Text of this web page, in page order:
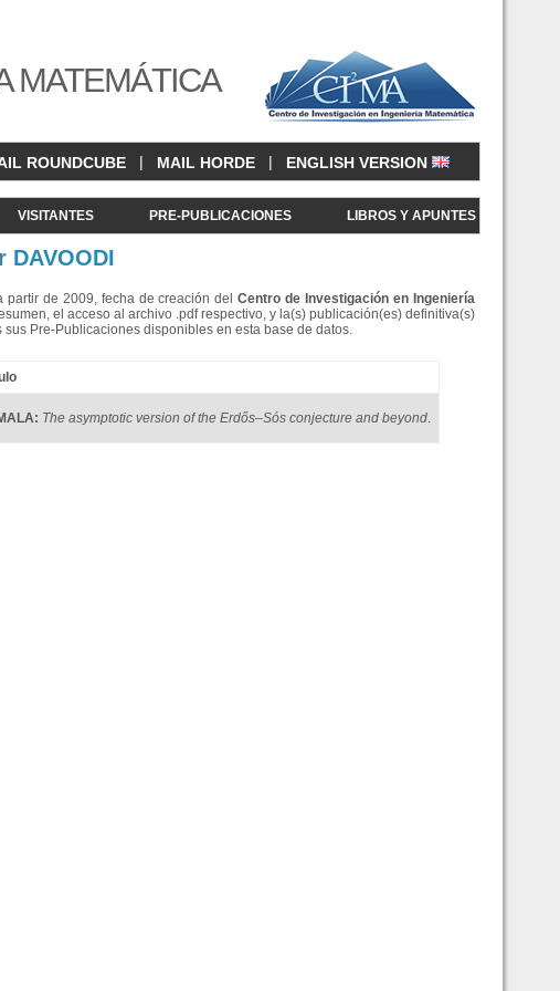
MATEMÁTICA
ROUNDCUBE | MAIL HORDE | ENGLISH VERSION
VISITANTES PRE-PUBLICACIONES LIBROS Y APUNTES
DAVOODI
partir de 2009, fecha de creación delCentro de Investigación en Ingeniería
el acceso al archivo .pdf respectivo, y la(s) publicación(es) definitiva(s)
Pre-Publicaciones disponibles en esta base de datos.
: The asymptotic version of the Erdős–Sós conjecture and beyond.